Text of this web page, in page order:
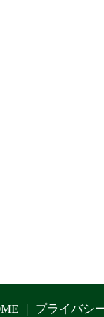
プライバシ